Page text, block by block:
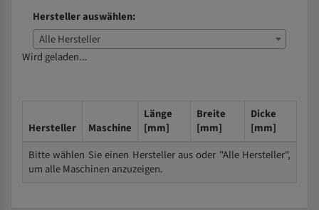
Hersteller auswählen:
Alle Hersteller
Wird geladen...
Hersteller Maschine
Länge
[mm]
Breite
[mm]
Dicke
[mm]
Bitte wählen Sie einen Hersteller aus oder "Alle Hersteller",
um alle Maschinen anzuzeigen.